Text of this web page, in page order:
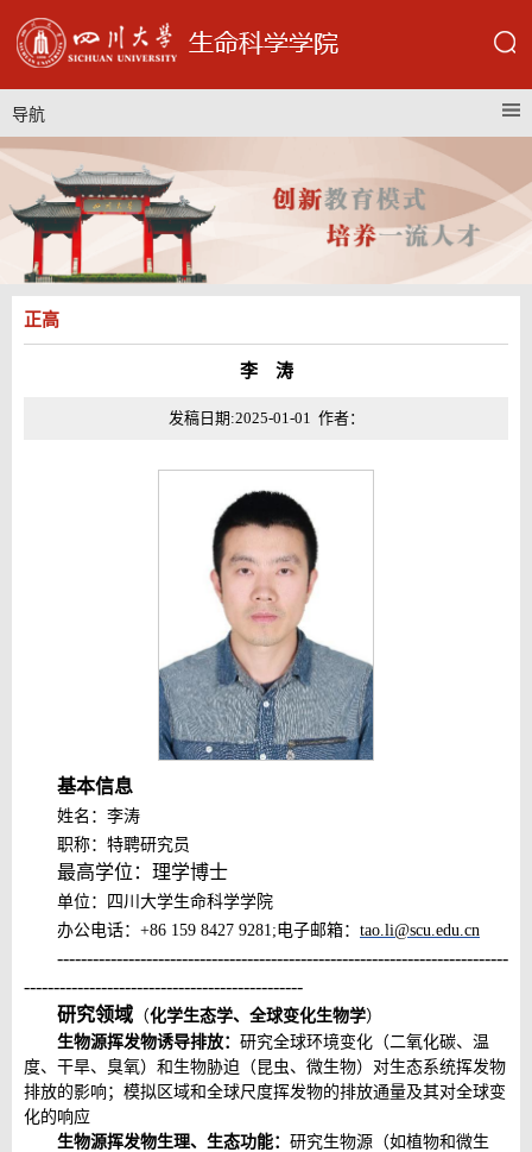
导航
正高
李 涛
发稿日期:2025-01-01 作者：
基本信息
姓名：李涛
职称： 特聘研究员
最高学位：理学博士
单位：
四川大学生命科学学院
办公电话： +86 159 8427 9281 ;电子邮箱： tao.li@scu edu cn
----------------------------------------------------------------------------
-----------------------------------------------
研究领域 （化学生态学、全球变化生物学）
生物源挥发物诱导排放： 研究全球环境变化（二氧化碳、温
度、干旱、臭氧）和生物胁迫（昆虫、微生物）对生态系统挥发物
排放的影响；模拟区域和全球尺度挥发物的排放通量及其对全球变
化的响应
生物源挥发物生理、生态功能： 研究生物源（如植物和微生